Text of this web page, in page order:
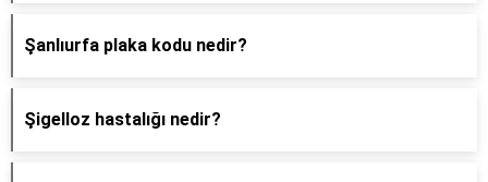
Şanlıurfa plaka kodu nedir?
Şigelloz hastalığı nedir?